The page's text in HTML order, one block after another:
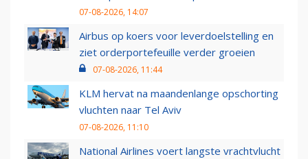
07-08-2026, 14:07
Airbus op koers voor leverdoelstelling en
ziet orderportefeuille verder groeien
07-08-2026, 11:44
KLM hervat na maandenlange opschorting
vluchten naar Tel Aviv
07-08-2026, 11:10
National Airlines voert langste vrachtvlucht